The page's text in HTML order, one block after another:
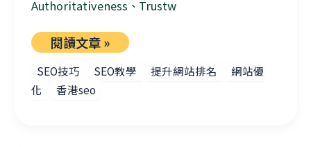
Authoritativeness、Trustw
閱讀文章 »
SEO技巧 SEO教學 提升網站排名
網站優
化
香港seo